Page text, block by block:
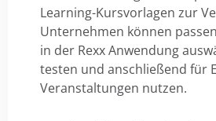
Learning-Kursvorlagen zur
Unternehmen können
in der Rexx Anwendung
testen und anschließend für
Veranstaltungen nutzen.